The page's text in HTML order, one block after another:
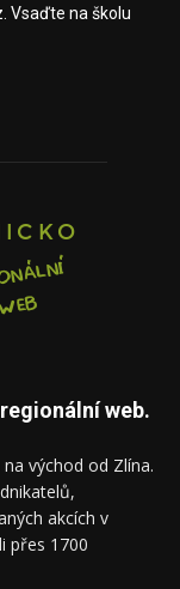
Vsaďte na školu
web.
východ od Zlína.
akcích v
přes 1700